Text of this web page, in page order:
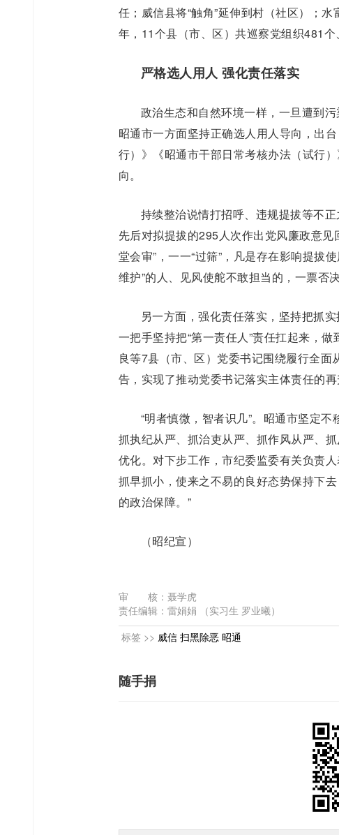
任；威信县将“触角”延伸到村（社区）；
年，11个县（市、区）共巡察党组织481个
严格选人用人 强化责任落实
政治生态和自然环境一样，一旦遭到
昭通市一方面坚持正确选人用人导向，出
行）》《昭通市干部日常考核办法（试行
向。
持续整治说情打招呼、违规提拔等不
先后对拟提拔的295人次作出党风廉政意
堂会审”，一一“过筛”，凡是存在影响提拔
维护”的人、见风使舵不敢担当的，一票否决
另一方面，强化责任落实，坚持把抓
一把手坚持把“第一责任人”责任扛起来，
良等7县（市、区）党委书记围绕履行全
告，实现了推动党委书记落实主体责任的再
“明者慎微，智者识几”。昭通市坚定
抓执纪从严、抓治吏从严、抓作风从严、
优化。对下步工作，市纪委监委有关负责
抓早抓小，使来之不易的良好态势保持下
的政治保障。”
（昭纪宣）
审 核：聂学虎
责任编辑：雷娟娟 （实习生 罗业曦）
标签 >> 威信 扫黑除恶 昭通
随手捐